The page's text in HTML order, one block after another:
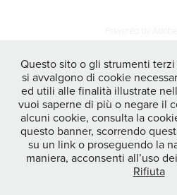
Questo sito o gli strumenti
si avvalgono di cookie
ed utili alle finalità illustrate
vuoi saperne di più o negare il
alcuni cookie, consulta la
questo banner, scorrendo
su un link o proseguendo la
maniera, acconsenti all’uso
Rifiuta